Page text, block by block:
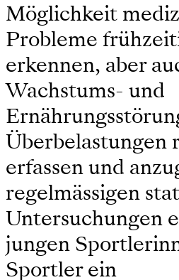
Möglichkeit
Probleme
erkennen, aber
Wachstums- und
Überbelastungen
erfassen und
regelmässigen
Untersuchungen
jungen
Sportler ein